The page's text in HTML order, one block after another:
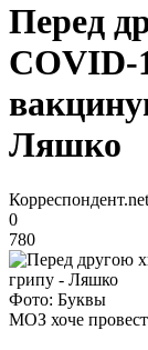
Перед
COVID-
Ляшко
0
780
Фото: Буквы
МОЗ хоче